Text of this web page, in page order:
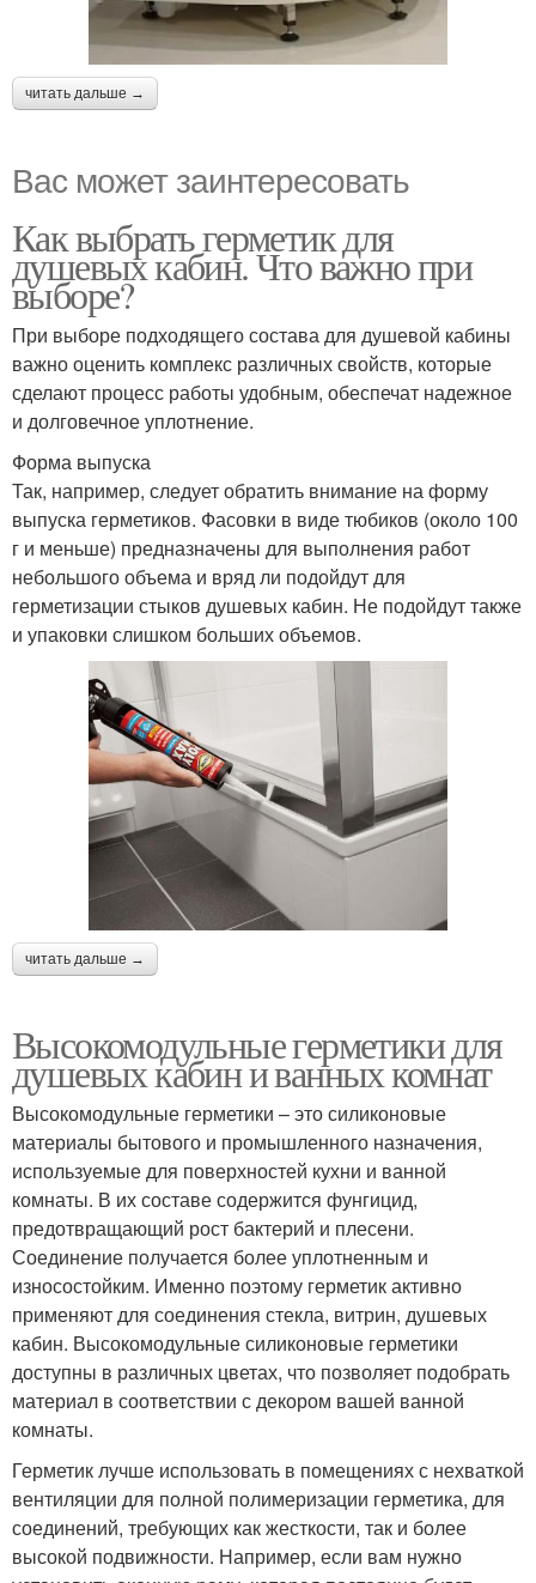
читать дальше →
Вас может заинтересовать
Как выбрать герметик для
душевых кабин. Что важно при
выборе?
При выборе подходящего состава для душевой кабины
важно оценить комплекс различных свойств, которые
сделают процесс работы удобным, обеспечат надежное
и долговечное уплотнение.
Форма выпуска
Так, например, следует обратить внимание на форму
выпуска герметиков. Фасовки в виде тюбиков (около 100
г и меньше) предназначены для выполнения работ
небольшого объема и вряд ли подойдут для
герметизации стыков душевых кабин. Не подойдут также
и упаковки слишком больших объемов.
читать дальше →
Высокомодульные герметики для
душевых кабин и ванных комнат
Высокомодульные герметики – это силиконовые
материалы бытового и промышленного назначения,
используемые для поверхностей кухни и ванной
комнаты. В их составе содержится фунгицид,
предотвращающий рост бактерий и плесени.
Соединение получается более уплотненным и
износостойким. Именно поэтому герметик активно
применяют для соединения стекла, витрин, душевых
кабин. Высокомодульные силиконовые герметики
доступны в различных цветах, что позволяет подобрать
материал в соответствии с декором вашей ванной
комнаты.
Герметик лучше использовать в помещениях с нехваткой
вентиляции для полной полимеризации герметика, для
соединений, требующих как жесткости, так и более
высокой подвижности. Например, если вам нужно